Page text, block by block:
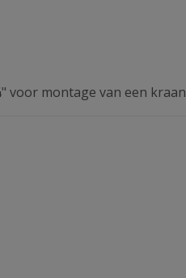
voor montage van een kraan